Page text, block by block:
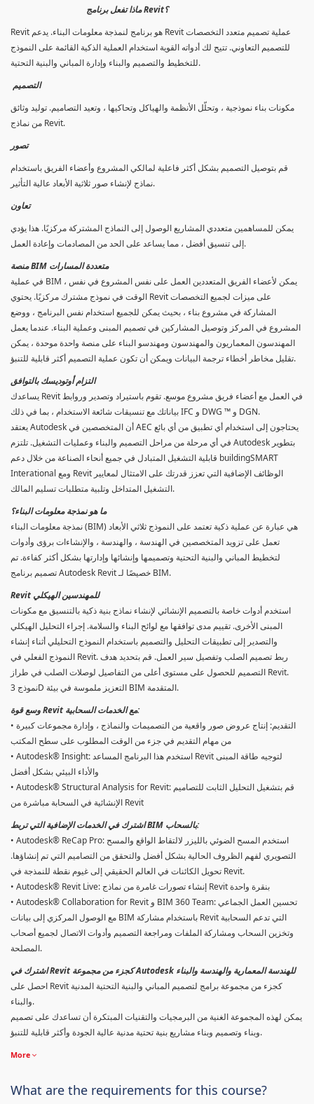
ماذا تفعل برنامج Revit؟
Revit هو برنامج لنمذجة معلومات البناء. يدعم Revit عملية تصميم متعدد التخصصات
للتصميم التعاوني. تتيح لك أدواته القوية استخدام العملية الذكية القائمة على النموذج
للتخطيط والتصميم والبناء وإدارة المباني والبنية التحتية.
التصميم
مكونات بناء نموذجية ، وتحلّل الأنظمة والهياكل وتحاكيها ، وتعيد التصاميم. توليد وثائق
من نماذج Revit.
تصور
قم بتوصيل التصميم بشكل أكثر فاعلية لمالكي المشروع وأعضاء الفريق باستخدام
نماذج لإنشاء صور ثلاثية الأبعاد عالية التأثير.
تعاون
يمكن للمساهمين متعددي المشاريع الوصول إلى النماذج المشتركة مركزيًا. هذا يؤدي
إلى تنسيق أفضل ، مما يساعد على الحد من المصادمات وإعادة العمل.
منصة BIM متعددة المسارات
في عملية BIM ، يمكن لأعضاء الفريق المتعددين العمل على نفس المشروع في نفس
الوقت في نموذج مشترك مركزيًا. يحتوي Revit على ميزات لجميع التخصصات
المشاركة في مشروع بناء ، بحيث يمكن للجميع استخدام نفس البرنامج ، ووضع
المشروع في المركز وتوصيل المشاركين في تصميم المبنى وعملية البناء. عندما يعمل
المهندسون المعماريون والمهندسون ومهندسو البناء على منصة واحدة موحدة ، يمكن
تقليل مخاطر أخطاء ترجمة البيانات ويمكن أن تكون عملية التصميم أكثر قابلية للتنبؤ.
التزام أوتوديسك بالتوافق
يساعدك Revit في العمل مع أعضاء فريق مشروع موسع. تقوم باستيراد وتصدير وروابط
بياناتك مع تنسيقات شائعة الاستخدام ، بما في ذلك IFC و DWG ™ و DGN.
يعتقد Autodesk أن المتخصصين في AEC يحتاجون إلى استخدام أي تطبيق من أي بائع
في أي مرحلة من مراحل التصميم والبناء وعمليات التشغيل. تلتزم Autodesk بتطوير
قابلية التشغيل المتبادل في جميع أنحاء الصناعة من خلال دعم buildingSMART
Interational ومع Revit الوظائف الإضافية التي تعزز قدرتك على الامتثال لمعايير
التشغيل المتداخل وتلبية متطلبات تسليم المالك.
ما هو نمذجة معلومات البناء؟
نمذجة معلومات البناء (BIM) هي عبارة عن عملية ذكية تعتمد على النموذج ثلاثي الأبعاد
تعمل على تزويد المتخصصين في الهندسة ، والهندسة ، والإنشاءات برؤى وأدوات
لتخطيط المباني والبنية التحتية وتصميمها وإنشائها وإدارتها بشكل أكثر كفاءة. تم
تصميم برنامج Autodesk Revit خصيصًا لـ BIM.
Revit للمهندسين الهيكلي
استخدم أدوات خاصة بالتصميم الإنشائي لإنشاء نماذج بنية ذكية بالتنسيق مع مكونات
المبنى الأخرى. تقييم مدى توافقها مع لوائح البناء والسلامة. إجراء التحليل الهيكلي
والتصدير إلى تطبيقات التحليل والتصميم باستخدام النموذج التحليلي أثناء إنشاء
النموذج الفعلي في Revit. ربط تصميم الصلب وتفصيل سير العمل. قم بتحديد هدف
التصميم للحصول على مستوى أعلى من التفاصيل لوصلات الصلب في طراز Revit.
نموذج 3D التعزيز ملموسة في بيئة BIM المتقدمة.
وسع قوة Revit مع الخدمات السحابية:
• التقديم: إنتاج عروض صور واقعية من التصميمات والنماذج ، وإدارة مجموعات كبيرة
من مهام التقديم في جزء من الوقت المطلوب على سطح المكتب
• Autodesk® Insight: استخدم هذا البرنامج المساعد Revit لتوجيه طاقة المبنى
والأداء البيئي بشكل أفضل
• Autodesk® Structural Analysis for Revit: قم بتشغيل التحليل الثابت للتصاميم
الإنشائية في السحابة مباشرة من Revit
اشترك في الخدمات الإضافية التي تربط BIM بالسحاب:
• Autodesk® ReCap Pro: استخدم المسح الضوئي بالليزر لالتقاط الواقع والمسح
التصويري لفهم الظروف الحالية بشكل أفضل والتحقق من التصاميم التي تم إنشاؤها.
تحويل الكائنات في العالم الحقيقي إلى غيوم نقطة للنمذجة في Revit.
• Autodesk® Revit Live: إنشاء تصورات غامرة من نماذج Revit بنقرة واحدة
• Autodesk® Collaboration for Revit و BIM 360 Team: تحسين العمل الجماعي
مع الوصول المركزي إلى بيانات BIM باستخدام مشاركة Revit التي تدعم السحابية
وتخزين السحاب ومشاركة الملفات ومراجعة التصميم وأدوات الاتصال لجميع أصحاب
المصلحة.
اشترك في Revit كجزء من مجموعة Autodesk للهندسة المعمارية والهندسة والبناء
احصل على Revit كجزء من مجموعة برامج لتصميم المباني والبنية التحتية المدنية
والبناء.
يمكن لهذه المجموعة الغنية من البرمجيات والتقنيات المبتكرة أن تساعدك على تصميم
وبناء وتصميم وبناء مشاريع بنية تحتية مدنية عالية الجودة وأكثر قابلية للتنبؤ.
More
What are the requirements for this course?